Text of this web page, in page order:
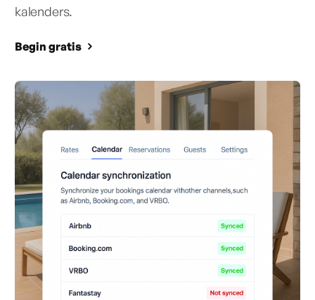
kalenders.
Begin gratis